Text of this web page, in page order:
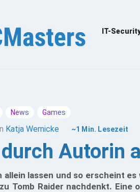
IT-
News Games
Katja Wernicke ~1 Min. Lesezeit
Autorin
lassen und so erscheint
Tomb Raider nachdenkt. Eine